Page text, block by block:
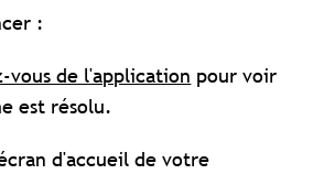
:
vous de l'application pour voir
est résolu.
d'accueil de votre